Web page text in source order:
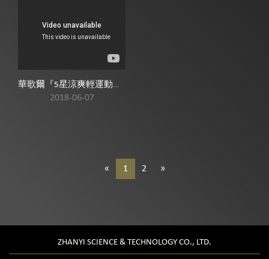
華歌爾『5星涼爽輕運動』,今夏讓妳律”凍”美無限 !
2018-06-07
« 1 2 »
ZHANYI SCIENCE & TECHNOLOGY CO., LTD.